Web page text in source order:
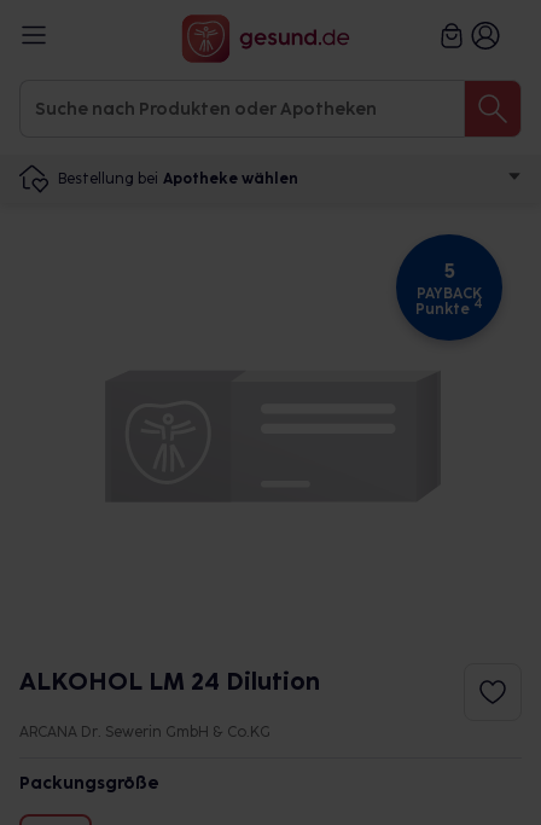
Bestellung bei Apotheke wählen
5
PAYBACK
Punkte 4
ALKOHOL LM 24 Dilution
ARCANA Dr. Sewerin GmbH & Co.KG
Packungsgröße